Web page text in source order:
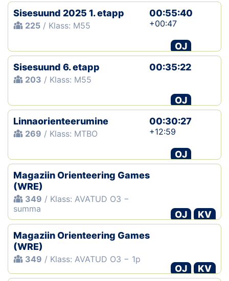
Sisesuund 2025 1. etapp
225 / Klass: M55
00:55:40
+00:47
OJ
Sisesuund 6. etapp
203 / Klass: M55
00:35:22
OJ
Linnaorienteerumine
269 / Klass: MTBO
00:30:27
+12:59
OJ
Magaziin Orienteering Games
(WRE)
349 / Klass: AVATUD O3 −
summa
OJ
KV
Magaziin Orienteering Games
(WRE)
349 / Klass: AVATUD O3 − 1p
OJ
KV